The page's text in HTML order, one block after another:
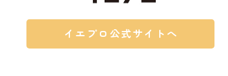
イエプロ公式サイトへ